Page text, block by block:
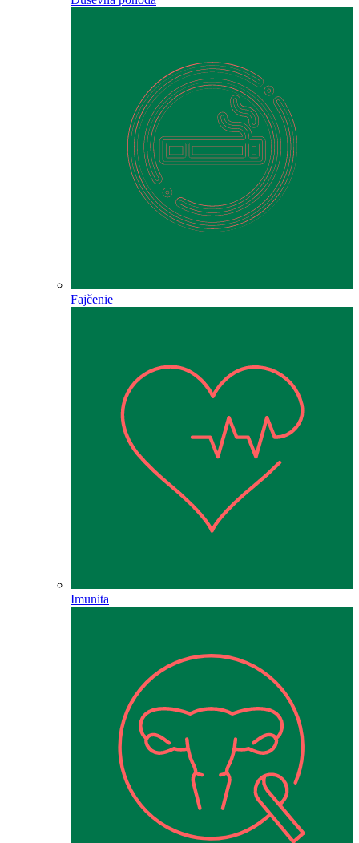
Fajčenie
Imunita